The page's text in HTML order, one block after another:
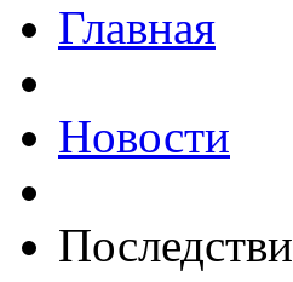
Главная
Новости